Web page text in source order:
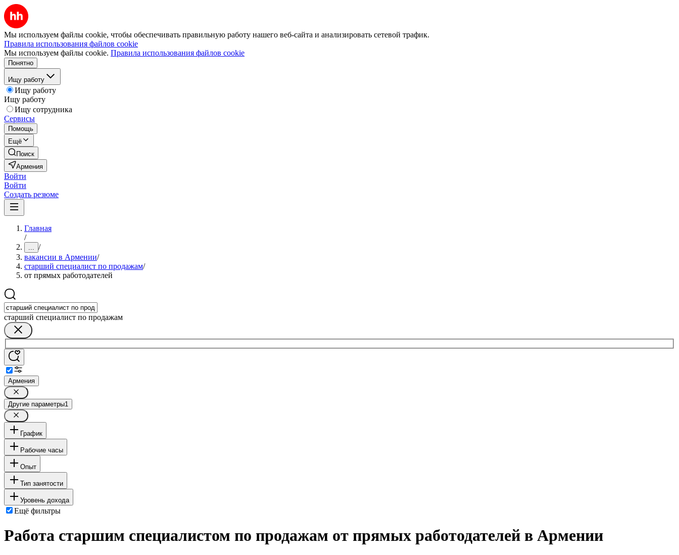
Мы используем файлы cookie, чтобы обеспечивать правильную работу нашего веб-сайта и анализировать сетевой трафик.
Правила использования файлов cookie
Мы используем файлы cookie. Правила использования файлов cookie
Понятно
Ищу работу
Ищу работу
Ищу работу
Ищу сотрудника
Сервисы
Помощь
Ещё
Поиск
Армения
Войти
Войти
Создать резюме
Главная
/
... /
вакансии в Армении/
старший специалист по продажам/
от прямых работодателей
старший специалист по продажам
Армения
Другие параметры1
График
Рабочие часы
Опыт
Тип занятости
Уровень дохода
Ещё фильтры
Работа старшим специалистом по продажам от прямых работодателей в Армении